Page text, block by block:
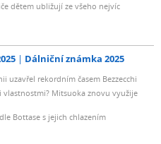
dětem ubližují ze všeho nejvíc
Dálniční známka 2025
uzavřel rekordním časem Bezzecchi
Mitsuoka znovu využije
Bottase s jejich chlazením